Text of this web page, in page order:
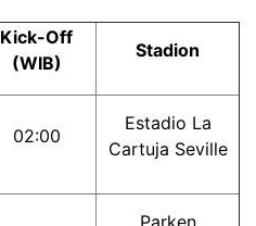
Kick-Off
(WIB)
Stadion
02:00
Estadio La
Cartuja Seville
Parken